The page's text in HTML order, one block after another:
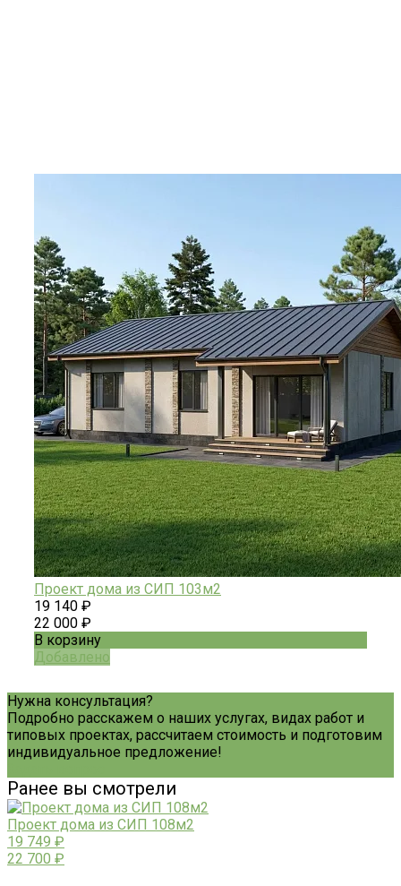
Проект дома из СИП 103м2
19 140 ₽
22 000 ₽
В корзину
Добавлено
Нужна консультация?
Подробно расскажем о наших услугах, видах работ и
типовых проектах, рассчитаем стоимость и подготовим
индивидуальное предложение!
Ранее вы смотрели
Проект дома из СИП 108м2
19 749 ₽
22 700 ₽